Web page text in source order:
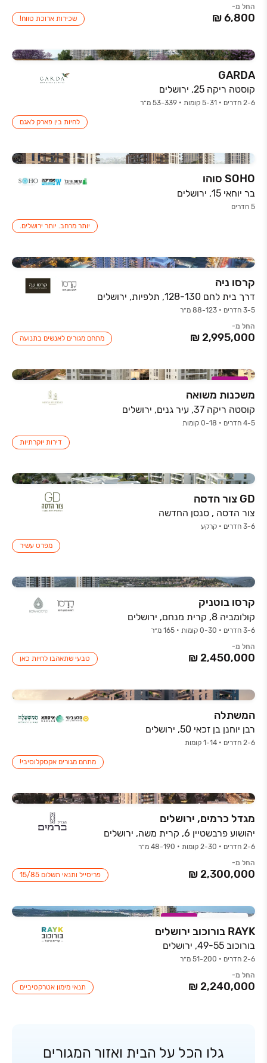
החל מ-
שכירות ארוכת טווח!
GARDA
קוסטה ריקה 25, ירושלים
2-6 חדרים • 5-31 קומות • 53-339 מ״ר
לחיות בין פארק לאגם
SOHO סוהו
בר יוחאי 15, ירושלים
5 חדרים
יותר מרחב. יותר ירושלים.
קרסו ניה
דרך בית לחם 128-130, תלפיות, ירושלים
3-5 חדרים • 88-123 מ״ר
החל מ-
מתחם מגורים לאנשים בתנועה
במבצע
משכנות משואה
קוסטה ריקה 37, עיר גנים, ירושלים
4-5 חדרים • 0-18 קומות
דירות יוקרתיות
GD צור הדסה
צור הדסה , סנסן החדשה
3-6 חדרים • קרקע
מפרט עשיר
קרסו בוטניק
קולומביה 8, קרית מנחם, ירושלים
3-6 חדרים • 0-30 קומות • 165 מ״ר
החל מ-
טבעי שתאהבו לחיות כאן
המשתלה
רבן יוחנן בן זכאי 50, ירושלים
2-6 חדרים • 1-14 קומות
מתחם מגורים אקסקלוסיבי!
מגדל כרמים, ירושלים
יהושוע פרבשטיין 6, קרית משה, ירושלים
2-6 חדרים • 2-30 קומות • 48-190 מ״ר
החל מ-
פריסייל ותנאי תשלום ‏15/85
במבצע
RAYK בורוכוב ירושלים
בורוכוב 49-55, ירושלים
2-6 חדרים • 51-200 מ״ר
החל מ-
תנאי מימון אטרקטיביים
גלו הכל על הבית ואזור המגורים